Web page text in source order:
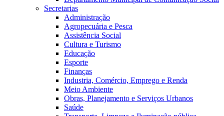
Secretarias
Administração
Agropecuária e Pesca
Assistência Social
Cultura e Turismo
Educação
Esporte
Finanças
Industria, Comércio, Emprego e Renda
Meio Ambiente
Obras, Planejamento e Serviços Urbanos
Saúde